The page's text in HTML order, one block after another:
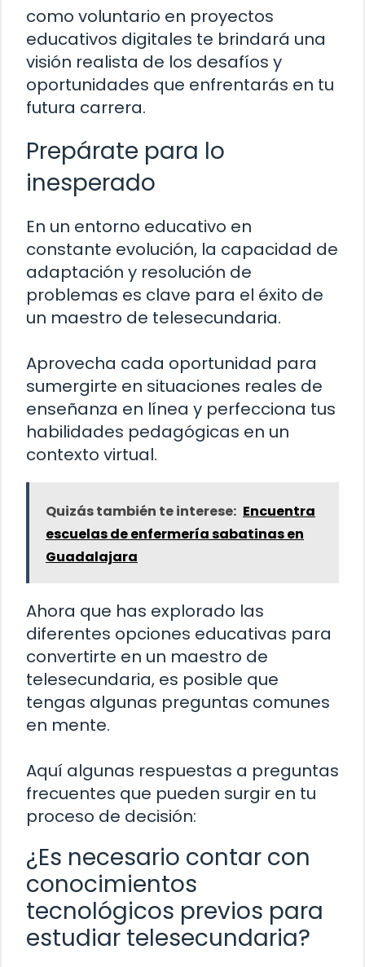
como voluntario en proyectos
educativos digitales te brindará una
visión realista de los desafíos y
oportunidades que enfrentarás en tu
futura carrera.
Prepárate para lo
inesperado
En un entorno educativo en
constante evolución, la capacidad de
adaptación y resolución de
problemas es clave para el éxito de
un maestro de telesecundaria.
Aprovecha cada oportunidad para
sumergirte en situaciones reales de
enseñanza en línea y perfecciona tus
habilidades pedagógicas en un
contexto virtual.
Quizás también te interese: Encuentra
escuelas de enfermería sabatinas en
Guadalajara
Ahora que has explorado las
diferentes opciones educativas para
convertirte en un maestro de
telesecundaria, es posible que
tengas algunas preguntas comunes
en mente.
Aquí algunas respuestas a preguntas
frecuentes que pueden surgir en tu
proceso de decisión:
¿Es necesario contar con
conocimientos
tecnológicos previos para
estudiar telesecundaria?